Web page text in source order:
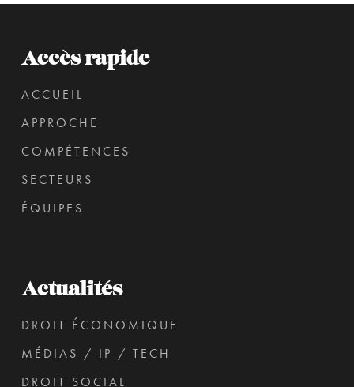
Accès rapide
ACCUEIL
APPROCHE
COMPÉTENCES
SECTEURS
ÉQUIPES
Actualités
DROIT ÉCONOMIQUE
MÉDIAS / IP / TECH
DROIT SOCIAL